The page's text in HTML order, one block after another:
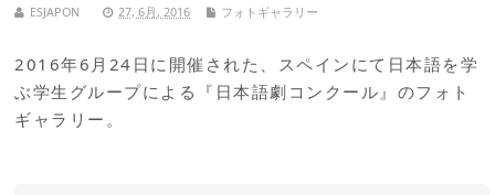
ESJAPON 27, 6月, 2016 フォトギャラリー
2016年6月24日に開催された、スペインにて日本語を学
ぶ学生グループによる『日本語劇コンクール』のフォト
ギャラリー。